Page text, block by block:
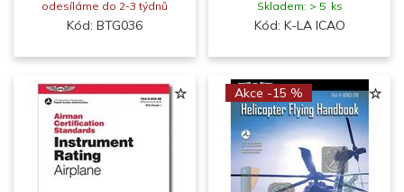
odesíláme do 2-3 týdnů
Kód: BTG036
Skladem: > 5 ks
Kód: K-LA ICAO
Akce -15 %